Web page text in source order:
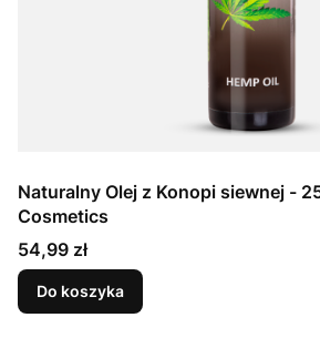
Naturalny Olej z Konopi siewnej -
Cosmetics
Cena
54,99 zł
Do koszyka